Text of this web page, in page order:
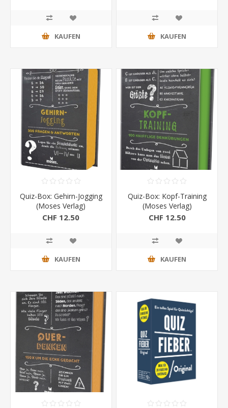
KAUFEN KAUFEN
Quiz-Box: Gehirn-Jogging
(Moses Verlag)
CHF 12.50
KAUFEN
Quiz-Box: Kopf-Training
(Moses Verlag)
CHF 12.50
KAUFEN